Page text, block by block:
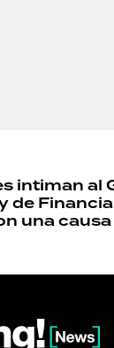
intiman al
de
una